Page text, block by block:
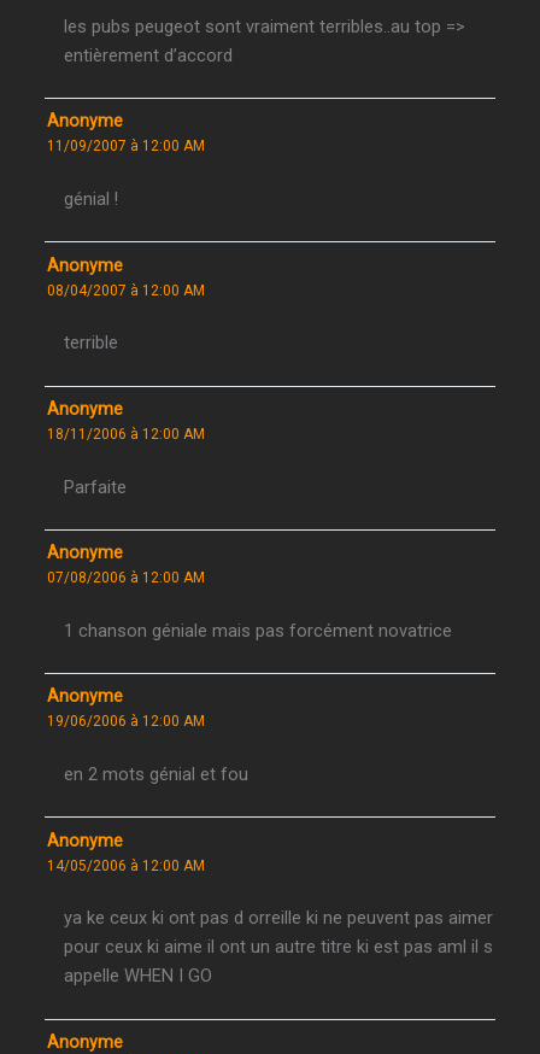
les pubs peugeot sont vraiment terribles..au top =>
entièrement d’accord
Anonyme
11/09/2007 à 12:00 AM
génial !
Anonyme
08/04/2007 à 12:00 AM
terrible
Anonyme
18/11/2006 à 12:00 AM
Parfaite
Anonyme
07/08/2006 à 12:00 AM
1 chanson géniale mais pas forcément novatrice
Anonyme
19/06/2006 à 12:00 AM
en 2 mots génial et fou
Anonyme
14/05/2006 à 12:00 AM
ya ke ceux ki ont pas d orreille ki ne peuvent pas aimer
pour ceux ki aime il ont un autre titre ki est pas aml il s
appelle WHEN I GO
Anonyme